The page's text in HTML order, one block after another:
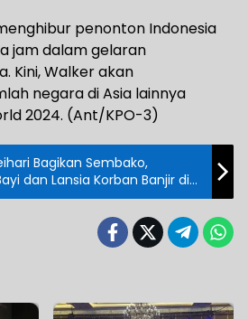
penonton Indonesia
jam dalam gelaran
Kini, Walker akan
negara di Asia lainnya
2024. (Ant/KPO-3)
Bagikan Sembako,
dan Lansia Korban Banjir di